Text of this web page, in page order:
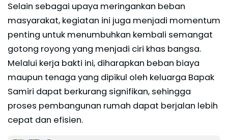
Selain sebagai upaya meringankan beban
masyarakat, kegiatan ini juga menjadi momentum
penting untuk menumbuhkan kembali semangat
gotong royong yang menjadi ciri khas bangsa.
Melalui kerja bakti ini, diharapkan beban biaya
maupun tenaga yang dipikul oleh keluarga Bapak
Samiri dapat berkurang signifikan, sehingga
proses pembangunan rumah dapat berjalan lebih
cepat dan efisien.